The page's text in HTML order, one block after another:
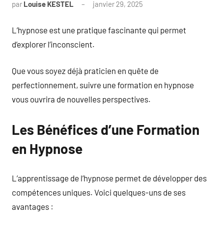
par Louise KESTEL janvier 29, 2025
L’hypnose est une pratique fascinante qui permet
d’explorer l’inconscient.
Que vous soyez déjà praticien en quête de
perfectionnement, suivre une formation en hypnose
vous ouvrira de nouvelles perspectives.
Les Bénéfices d’une Formation
en Hypnose
L’apprentissage de l’hypnose permet de développer des
compétences uniques. Voici quelques-uns de ses
avantages :